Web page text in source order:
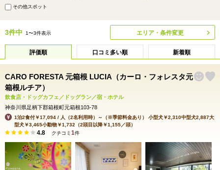
その他スポット
3件中 1〜3件表示 エリア・条件変更
評価順 口コミ多い順 新着順
CARO FORESTA 元箱根 LUCIA（カーロ・フォレスタ元
箱根ルチア）
飲食店・ドッグカフェ／ドッグラン／宿・ホテル
神奈川県足柄下郡箱根町元箱根103-78
1泊2食付￥17,094 / 人（2名利用時）～（※季節料金あり） 小型犬￥2,310中型犬2,887大
型犬￥3,465小動物￥1,732（2頭目以降￥1,155／頭）
4.8 クチコミ 1件